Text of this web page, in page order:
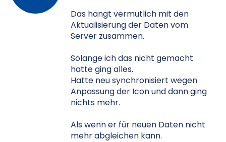
Das hängt vermutlich mit den
Aktualisierung der Daten vom
Server zusammen.
Solange ich das nicht gemacht
hatte ging alles.
Hatte neu synchronisiert wegen
Anpassung der Icon und dann ging
nichts mehr.
Als wenn er für neuen Daten nicht
mehr abgleichen kann.